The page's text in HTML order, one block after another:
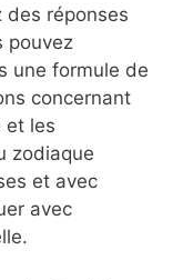
des réponses
pouvez
une formule de
concernant
et les
zodiaque
et avec
avec